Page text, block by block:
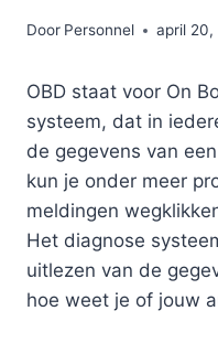
Door Personnel april 20,
OBD staat voor On
systeem, dat in
de gegevens van
kun je onder meer
meldingen
Het diagnose
uitlezen van de
hoe weet je of jouw